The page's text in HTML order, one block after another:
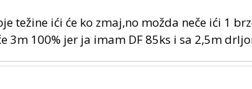
težine ići će ko zmaj,no možda neče ići 1
3m 100% jer ja imam DF 85ks i sa 2,5m